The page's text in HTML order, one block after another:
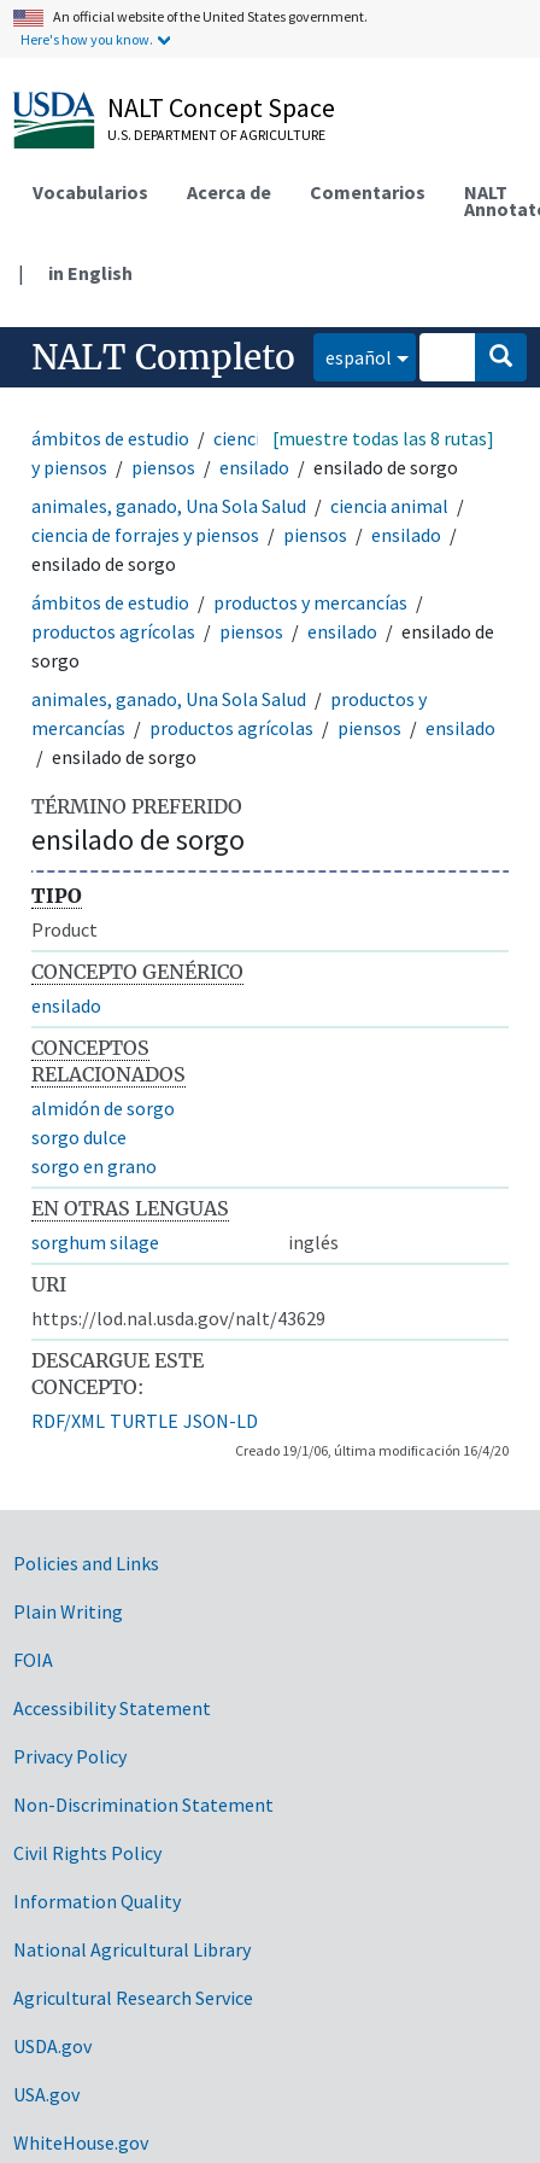
An official website of the United States government.
Here's how you know.
NALT Concept Space
U.S. DEPARTMENT OF AGRICULTURE
Vocabularios Acerca de Comentarios NALT
| in English
NALT Completo español
ámbitos de estudio ciencia animal
ciencia de forrajes
y piensos
piensos ensilado ensilado de sorgo
[muestre todas las 8 rutas]
animales, ganado, Una Sola Salud
ciencia animal
ciencia de forrajes y piensos
piensos
ensilado
ensilado de sorgo
ámbitos de estudio
productos y mercancías
productos agrícolas
piensos ensilado
ensilado de
sorgo
animales, ganado, Una Sola Salud
productos y
mercancías
productos agrícolas piensos
ensilado
ensilado de sorgo
TÉRMINO PREFERIDO
ensilado de sorgo
TIPO
Product
CONCEPTO GENÉRICO
ensilado
CONCEPTOS
RELACIONADOS
almidón de sorgo
sorgo dulce
sorgo en grano
EN OTRAS LENGUAS
sorghum silage
inglés
URI
https://lod.nal.usda.gov/nalt/43629
DESCARGUE ESTE
CONCEPTO:
RDF/XML TURTLE JSON-LD
Creado 19/1/06, última modificación 16/4/20
Government Links
Policies and Links
Plain Writing
FOIA
Accessibility Statement
Privacy Policy
Non-Discrimination Statement
Civil Rights Policy
Information Quality
National Agricultural Library
Agricultural Research Service
USDA.gov
USA.gov
WhiteHouse.gov